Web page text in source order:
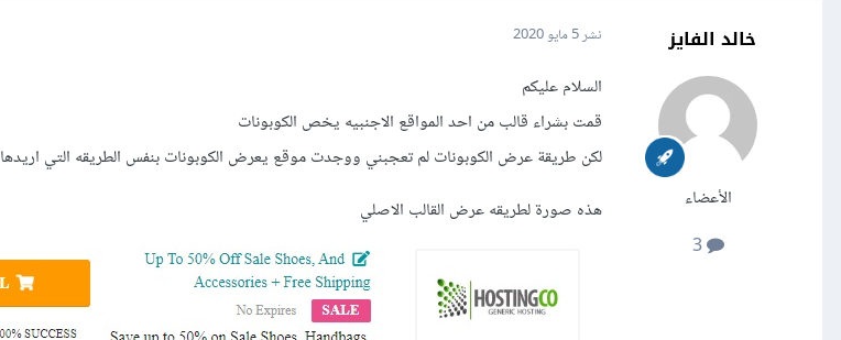
خالد الفايز
الأعضاء
3
نشر5 مايو 2020
السلام عليكم
قمت بشراء قالب من احد المواقع الاجنبيه يخص الكوبونات
لكن طريقة عرض الكوبونات لم تعجبني ووجدت موقع يعرض الكوبونات بنفس الطريقه التي اريدها
هذه صورة لطريقه عرض القالب الاصلي